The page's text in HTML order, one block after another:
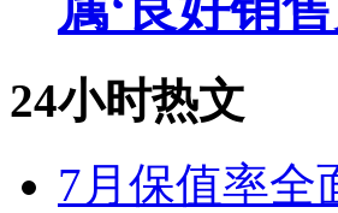
24小时热文
7月保值率全